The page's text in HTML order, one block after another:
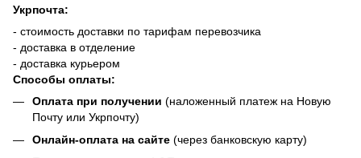
Укрпочта:
- стоимость доставки по тарифам перевозчика
- доставка в отделение
- доставка курьером
Способы оплаты:
Оплата при получении (наложенный платеж на Новую
Почту или Укрпочту)
Онлайн-оплата на сайте (через банковскую карту)